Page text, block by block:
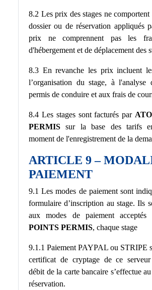
8.2 Les prix des stages ne
dossier ou de réservation appliqués
prix ne comprennent pas les
d'hébergement et de déplacement des
8.3 En revanche les prix incluent
l’organisation du stage, à l'analyse
permis de conduire et aux frais de
8.4 Les stages sont facturés par
PERMIS sur la base des tarifs
moment de l'enregistrement de la
ARTICLE 9 –
PAIEMENT
9.1 Les modes de paiement sont
formulaire d’inscription au stage. Ils
aux modes de paiement acceptés
POINTS PERMIS, chaque stage
9.1.1 Paiement PAYPAL ou STRIPE
certificat de cryptage de ce
débit de la carte bancaire s’effectue
réservation.